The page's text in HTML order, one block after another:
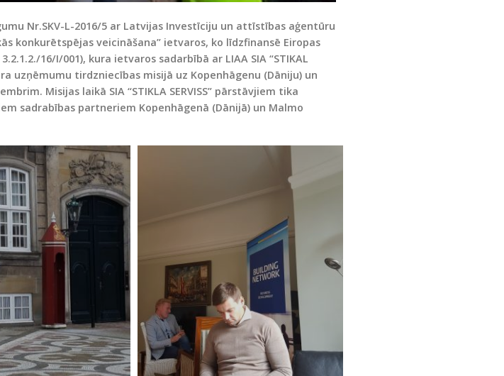
Nr.SKV-L-2016/5 ar Latvijas Investīciju un attīstības aģentūru
konkurētspējas veicināšana” ietvaros, ko līdzfinansē Eiropas
16/I/001), kura ietvaros sadarbībā ar LIAA SIA “STIKAL
uzņēmumu tirdzniecības misijā uz Kopenhāgenu (Dāniju) un
Misijas laikā SIA “STIKLA SERVISS” pārstāvjiem tika
sadrabības partneriem Kopenhāgenā (Dānijā) un Malmo